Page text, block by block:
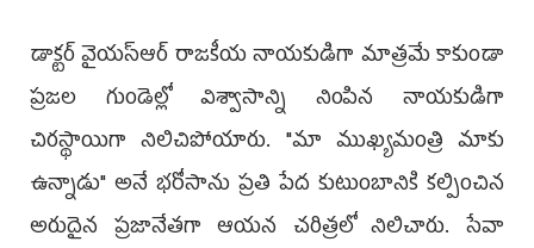
డాక్టర్ వైయ‌స్ఆర్ రాజకీయ నాయకుడిగా మాత్రమే కాకుండా
ప్రజల గుండెల్లో విశ్వాసాన్ని నింపిన నాయకుడిగా
చిరస్థాయిగా నిలిచిపోయారు. "మా ముఖ్యమంత్రి మాకు
ఉన్నాడు" అనే భరోసాను ప్రతి పేద కుటుంబానికి కల్పించిన
అరుదైన ప్రజానేతగా ఆయన చరిత్రలో నిలిచారు. సేవా